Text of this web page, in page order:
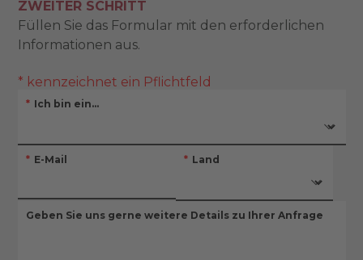
ZWEITER SCHRITT
Füllen Sie das Formular mit den erforderlichen
Informationen aus.